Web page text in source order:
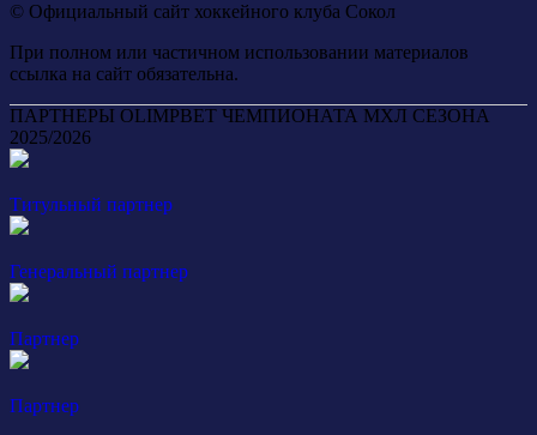
© Официальный сайт хоккейного клуба Сокол
При полном или частичном использовании материалов
ссылка на сайт обязательна.
ПАРТНЕРЫ OLIMPBET ЧЕМПИОНАТА МХЛ СЕЗОНА
2025/2026
Титульный партнер
Генеральный партнер
Партнер
Партнер